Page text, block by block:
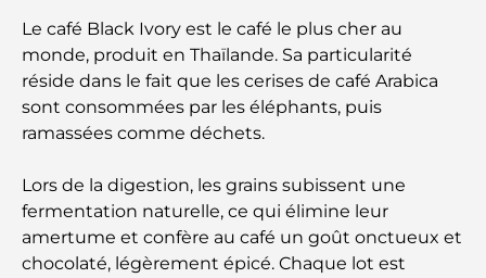
Les 7 meilleures salles de sport de Dubai Hills : le
summum du fitness
Le guide ultime des restaurants gastronomiques
Découvrez les meilleurs petits-déjeuners de
Business Bay, à Dubaï.
Le café Black Ivory est le café le plus cher au
monde, produit en Thaïlande. Sa particularité
réside dans le fait que les cerises de café Arabica
sont consommées par les éléphants, puis
ramassées comme déchets.
Lors de la digestion, les grains subissent une
fermentation naturelle, ce qui élimine leur
amertume et confère au café un goût onctueux et
chocolaté, légèrement épicé. Chaque lot est